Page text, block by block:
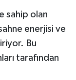
sahip olan
enerjisi ve
Bu
tarafından